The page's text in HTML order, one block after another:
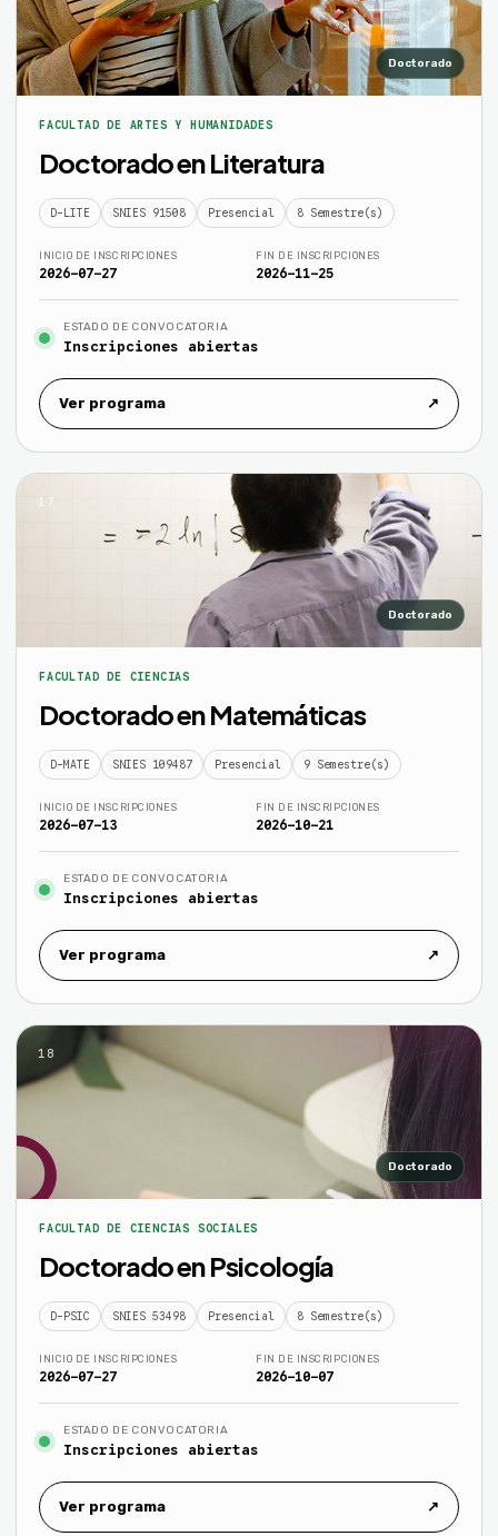
Doctorado
FACULTAD DE ARTES Y HUMANIDADES
Doctorado en Literatura
D-LITE SNIES 91508 Presencial 8 Semestre(s)
INICIO DE INSCRIPCIONES
2026-07-27
FIN DE INSCRIPCIONES
2026-11-25
ESTADO DE CONVOCATORIA
Inscripciones abiertas
Ver programa ↗
17
Doctorado
FACULTAD DE CIENCIAS
Doctorado en Matemáticas
D-MATE SNIES 109487 Presencial 9 Semestre(s)
INICIO DE INSCRIPCIONES
2026-07-13
FIN DE INSCRIPCIONES
2026-10-21
ESTADO DE CONVOCATORIA
Inscripciones abiertas
Ver programa ↗
18
Doctorado
FACULTAD DE CIENCIAS SOCIALES
Doctorado en Psicología
D-PSIC SNIES 53498 Presencial 8 Semestre(s)
INICIO DE INSCRIPCIONES
2026-07-27
FIN DE INSCRIPCIONES
2026-10-07
ESTADO DE CONVOCATORIA
Inscripciones abiertas
Ver programa ↗